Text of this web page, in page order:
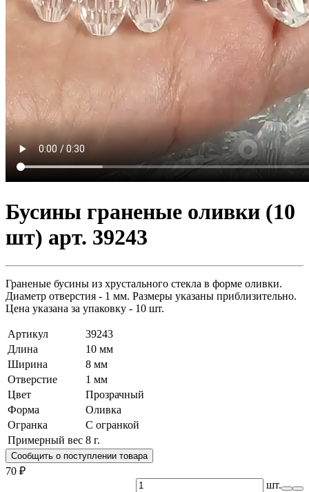
Бусины граненые оливки (10
шт) арт. 39243
Граненые бусины из хрустального стекла в форме оливки.
Диаметр отверстия - 1 мм. Размеры указаны приблизительно.
Цена указана за упаковку - 10 шт.
Артикул
39243
Длина
10 мм
Ширина
8 мм
Отверстие
1 мм
Цвет
Прозрачный
Форма
Оливка
Огранка
С огранкой
Примерный вес 8 г.
Сообщить о поступлении товара
70 ₽
шт.